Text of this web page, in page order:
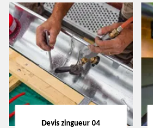
Devis zingueur 04